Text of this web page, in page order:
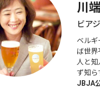
川
ビア
ベルギ
ば世界
人と
ず知ら
JBJA